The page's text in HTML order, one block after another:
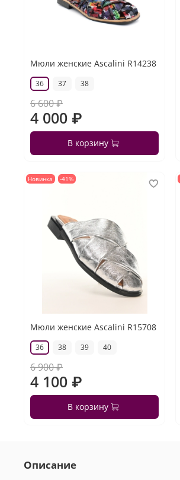
Мюли женские Ascalini R14238
36 37 38
6 600 ₽
4 000 ₽
В корзину
Новинка -41%
Мюли женские Ascalini R15708
36 38 39 40
6 900 ₽
4 100 ₽
В корзину
Описание